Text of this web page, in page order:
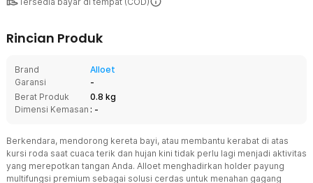
Rincian Produk
Brand
Alloet
Garansi
-
Berat Produk
0.8 kg
Dimensi Kemasan : -
Berkendara, mendorong kereta bayi, atau membantu kerabat di atas
kursi roda saat cuaca terik dan hujan kini tidak perlu lagi menjadi aktivitas
yang merepotkan tangan Anda. Alloet menghadirkan holder payung
multifungsi premium sebagai solusi cerdas untuk menahan gagang